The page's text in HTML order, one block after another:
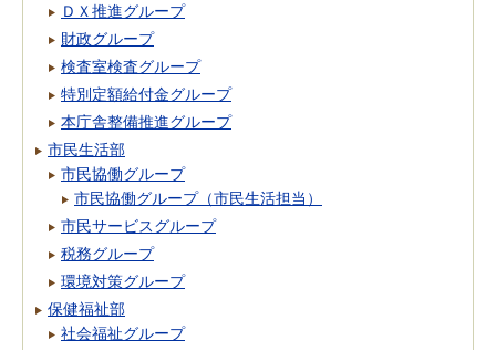
ＤＸ推進グループ
財政グループ
検査室検査グループ
特別定額給付金グループ
本庁舎整備推進グループ
市民生活部
市民協働グループ
市民協働グループ（市民生活担当）
市民サービスグループ
税務グループ
環境対策グループ
保健福祉部
社会福祉グループ